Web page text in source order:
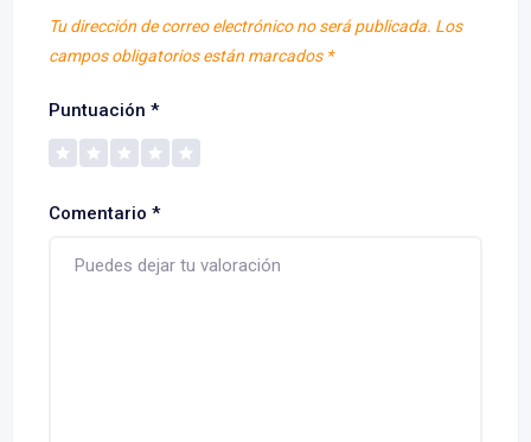
Tu dirección de correo electrónico no será publicada. Los
campos obligatorios están marcados *
Puntuación *
Comentario *